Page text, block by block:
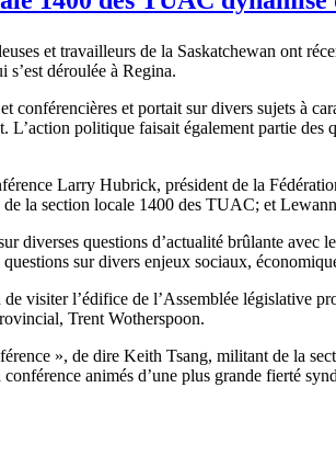
et travailleurs de la Saskatchewan ont
déroulée à Regina.
et portait sur divers sujets à
politique faisait également partie des
Larry Hubrick, président de la
la section locale 1400 des TUAC; et
diverses questions d’actualité brûlante
sur divers enjeux sociaux,
visiter l’édifice de l’Assemblée législative
Trent Wotherspoon.
», de dire Keith Tsang, militant de la
animés d’une plus grande fierté